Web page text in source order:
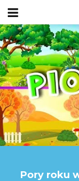
Pory roku